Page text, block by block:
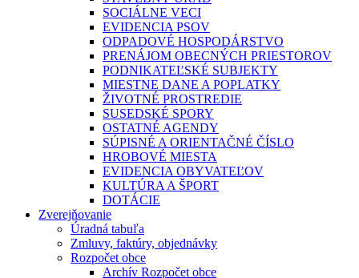
SOCIÁLNE VECI
EVIDENCIA PSOV
ODPADOVÉ HOSPODÁRSTVO
PRENÁJOM OBECNÝCH PRIESTOROV
PODNIKATEĽSKÉ SUBJEKTY
MIESTNE DANE A POPLATKY
ŽIVOTNÉ PROSTREDIE
SUSEDSKÉ SPORY
OSTATNÉ AGENDY
SÚPISNÉ A ORIENTAČNÉ ČÍSLO
HROBOVÉ MIESTA
EVIDENCIA OBYVATEĽOV
KULTÚRA A ŠPORT
DOTÁCIE
Zverejňovanie
Úradná tabuľa
Zmluvy, faktúry, objednávky
Rozpočet obce
Archív Rozpočet obce